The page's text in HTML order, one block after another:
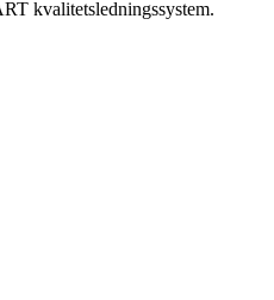
kvalitetsledningssystem.